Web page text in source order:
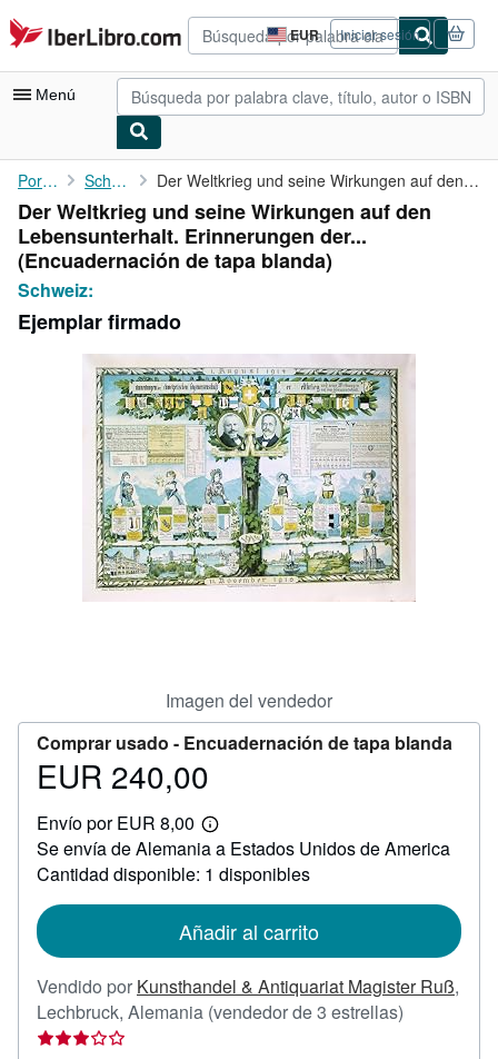
Pasar al contenido principal
IberLibro.com EUR
Preferencias
de
compra
del
Iniciar sesión
Menú
Mi cuenta
Consultar mis pedidos
Búsqueda avanzada
Colecciones
Libros antiguos
Arte y coleccionismo
Vendedores
Comenzar a vender
CERRAR
Portada Schweiz: Der Weltkrieg und seine Wirkungen auf den Lebensunterhalt. ...
Der Weltkrieg und seine Wirkungen auf den
Lebensunterhalt. Erinnerungen der...
(Encuadernación de tapa blanda)
Schweiz:
Ejemplar firmado
Imagen del vendedor
Comprar usado - Encuadernación de tapa blanda
Precio
240,00
EUR 240,00
Envío por EUR 8,00
Más
información
sobre
las
envío
Se envía de Alemania a Estados Unidos de America
Cantidad disponible: 1 disponibles
Añadir al carrito
Vendido por Kunsthandel & Antiquariat Magister Ruß,
Lechbruck, Alemania (vendedor de 3 estrellas)